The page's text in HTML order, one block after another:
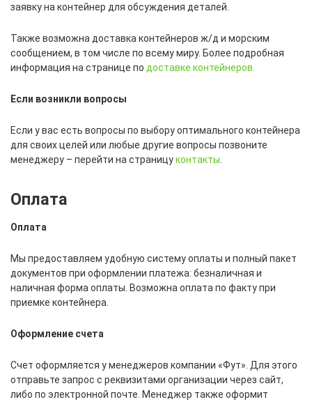
заявку на контейнер для обсуждения деталей.
Также возможна доставка контейнеров ж/д и морским
сообщением, в том числе по всему миру. Более подробная
информация на странице по доставке контейнеров.
Если возникли вопросы
Если у вас есть вопросы по выбору оптимального контейнера
для своих целей или любые другие вопросы позвоните
менеджеру – перейти на страницуконтакты
Оплата
Оплата
Мы предоставляем удобную систему оплаты и полный пакет
документов при оформлении платежа: безналичная и
наличная форма оплаты. Возможна оплата по факту при
приемке контейнера.
Оформление счета
Счет оформляется у менеджеров компании «Фут». Для этого
отправьте запрос с реквизитами организации через сайт,
либо по электронной почте. Менеджер также оформит